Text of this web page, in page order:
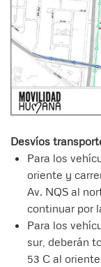
Desvíos
Para los
oriente y
Av. NQS al
continuar por
Para los
sur, deberán
53 C al